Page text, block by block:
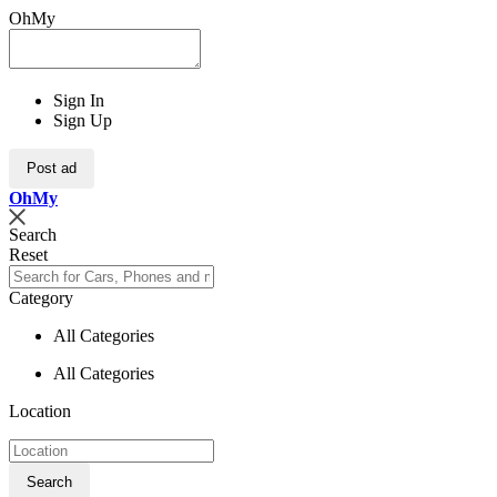
OhMy
Sign In
Sign Up
Post ad
OhMy
Search
Reset
Category
All Categories
All Categories
Location
Search